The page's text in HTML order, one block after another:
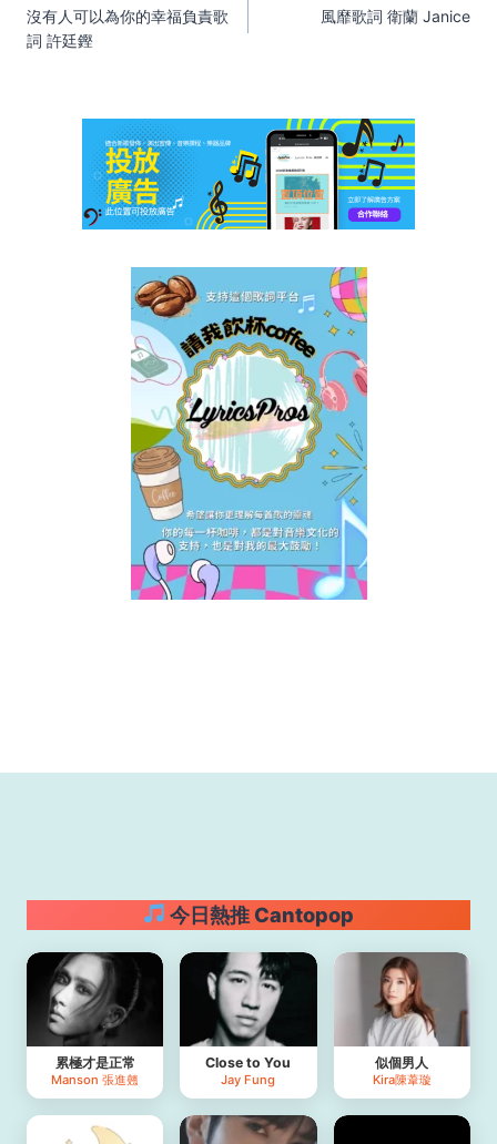
navigation
沒有人可以為你的幸福負責歌
詞 許廷鏗
風靡歌詞 衛蘭 Janice
今日熱推 Cantopop
累極才是正常
Manson 張進翹
Close to You
Jay Fung
似個男人
Kira陳葦璇